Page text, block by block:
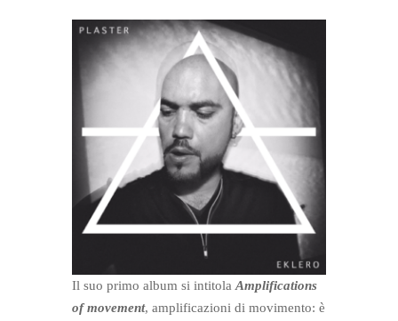
Il suo primo album si intitola Amplifications
of movement, amplificazioni di movimento: è